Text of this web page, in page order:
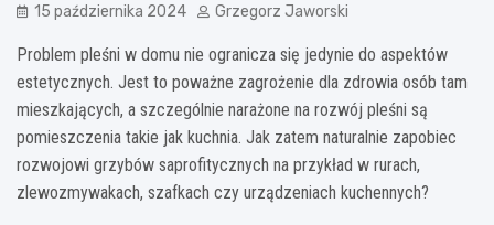
15 października 2024 Grzegorz Jaworski
Problem pleśni w domu nie ogranicza się jedynie do aspektów
estetycznych. Jest to poważne zagrożenie dla zdrowia osób tam
mieszkających, a szczególnie narażone na rozwój pleśni są
pomieszczenia takie jak kuchnia. Jak zatem naturalnie zapobiec
rozwojowi grzybów saprofitycznych na przykład w rurach,
zlewozmywakach, szafkach czy urządzeniach kuchennych?